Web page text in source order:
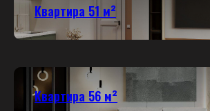
Квартира 51 м²
Квартира 56 м²